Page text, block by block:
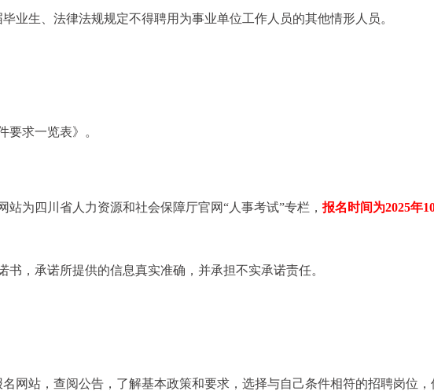
毕业生、法律法规规定不得聘用为事业单位工作人员的其他情形人员。
要求一览表》。
站为四川省人力资源和社会保障厅官网“人事考试”专栏， 报名时间为2025年
书，承诺所提供的信息真实准确，并承担不实承诺责任。
网站，查阅公告，了解基本政策和要求，选择与自己条件相符的招聘岗位，